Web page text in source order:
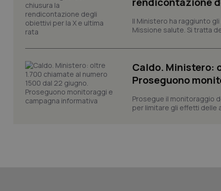
Il Ministero ha raggiunto
Missione salute. Si tratta
Caldo. Ministero:
Proseguono
Prosegue il monitoraggio
per limitare gli effetti delle
tracking-sites-
tracking-sites-
session-id